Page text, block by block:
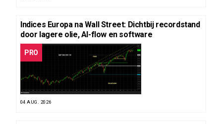
Indices Europa na Wall Street: Dichtbij recordstand
door lagere olie, AI-flow en software
PRO
04 AUG. 2026